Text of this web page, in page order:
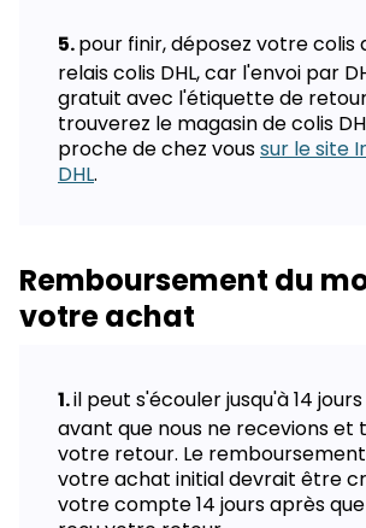
pour finir, déposez votre colis
relais colis DHL, car l'envoi par
gratuit avec l'étiquette de
trouverez le magasin de colis
proche de chez voussur le site
DHL.
Remboursement du
votre achat
il peut s'écouler jusqu'à 14
avant que nous ne recevions et
votre retour. Le
votre achat initial devrait être
votre compte 14 jours après